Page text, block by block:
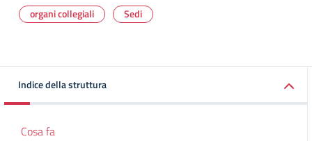
organi collegiali
Sedi
Indice della struttura
Cosa fa